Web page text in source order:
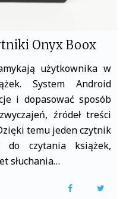
Onyx Boox
użytkownika w
System Android
i dopasować sposób
źródeł treści
temu jeden czytnik
czytania książek,
słuchania…
F